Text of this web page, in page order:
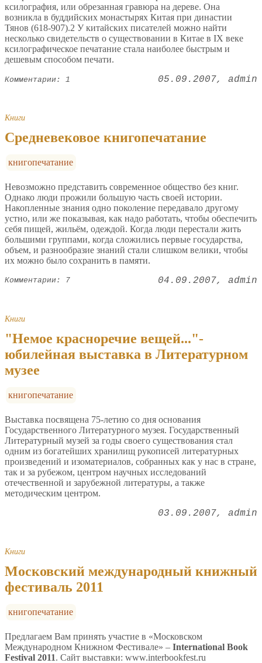
ксилография, или обрезанная гравюра на дереве. Она
возникла в буддийских монастырях Китая при династии
Тянов (618-907).2 У китайских писателей можно найти
несколько свидетельств о существовании в Китае в IX веке
ксилографическое печатание стала наиболее быстрым и
дешевым способом печати.
Комментарии: 1 05.09.2007 admin
Книги
Средневековое книгопечатание
книгопечатание
Невозможно представить современное общество без книг.
Однако люди прожили большую часть своей истории.
Накопленные знания одно поколение передавало другому
устно, или же показывая, как надо работать, чтобы обеспечить
себя пищей, жильём, одеждой. Когда люди перестали жить
большими группами, когда сложились первые государства,
объем, и разнообразие знаний стали слишком велики, чтобы
их можно было сохранить в памяти.
Комментарии: 7 04.09.2007 admin
Книги
"Немое красноречие вещей..."-
юбилейная выставка в Литературном
музее
книгопечатание
Выставка посвящена 75-летию со дня основания
Государственного Литературного музея. Государственный
Литературный музей за годы своего существования стал
одним из богатейших хранилищ рукописей литературных
произведений и изоматериалов, собранных как у нас в стране,
так и за рубежом, центром научных исследований
отечественной и зарубежной литературы, а также
методическим центром.
03.09.2007 admin
Книги
Московский международный книжный
фестиваль 2011
книгопечатание
Предлагаем Вам принять участие в «Московском
Международном Книжном Фестивале» – International Book
Festival 2011. Сайт выставки: www.interbookfest.ru